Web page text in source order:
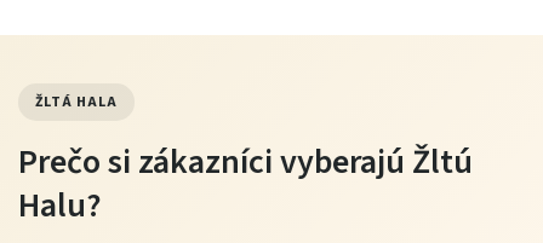
Výhody nákupu na Žltej Hale
ŽLTÁ HALA
Prečo si zákazníci vyberajú Žltú
Halu?